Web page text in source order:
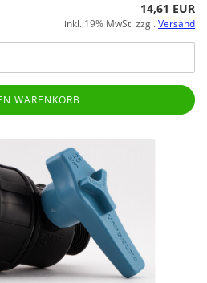
14,61 EUR
inkl. 19% MwSt. zzgl.Versand
WARENKORB